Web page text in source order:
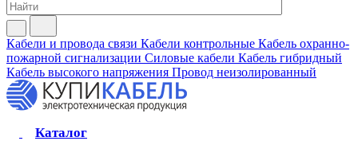
Кабели и провода связи Кабели контрольные Кабель охранно-
пожарной сигнализации Силовые кабели Кабель гибридный
Кабель высокого напряжения Провод неизолированный
Каталог